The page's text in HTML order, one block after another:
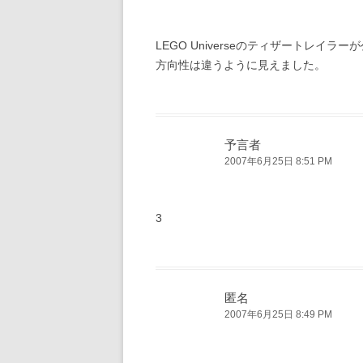
LEGO Universeのティザートレイラーが
方向性は違うように見えました。
予言者
2007年6月25日 8:51 PM
3
匿名
2007年6月25日 8:49 PM